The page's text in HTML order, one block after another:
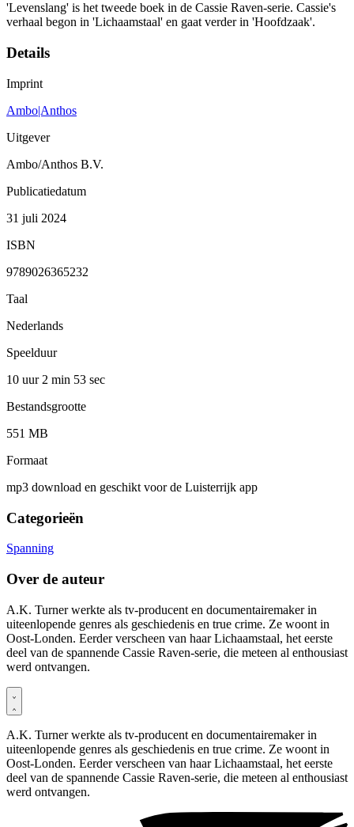
'Levenslang' is het tweede boek in de Cassie Raven-serie. Cassie's
verhaal begon in 'Lichaamstaal' en gaat verder in 'Hoofdzaak'.
Details
Imprint
Ambo|Anthos
Uitgever
Ambo/Anthos B.V.
Publicatiedatum
31 juli 2024
ISBN
9789026365232
Taal
Nederlands
Speelduur
10 uur 2 min 53 sec
Bestandsgrootte
551 MB
Formaat
mp3 download en geschikt voor de Luisterrijk app
Categorieën
Spanning
Over de auteur
A.K. Turner werkte als tv-producent en documentairemaker in
uiteenlopende genres als geschiedenis en true crime. Ze woont in
Oost-Londen. Eerder verscheen van haar Lichaamstaal, het eerste
deel van de spannende Cassie Raven-serie, die meteen al enthousiast
werd ontvangen.
A.K. Turner werkte als tv-producent en documentairemaker in
uiteenlopende genres als geschiedenis en true crime. Ze woont in
Oost-Londen. Eerder verscheen van haar Lichaamstaal, het eerste
deel van de spannende Cassie Raven-serie, die meteen al enthousiast
werd ontvangen.